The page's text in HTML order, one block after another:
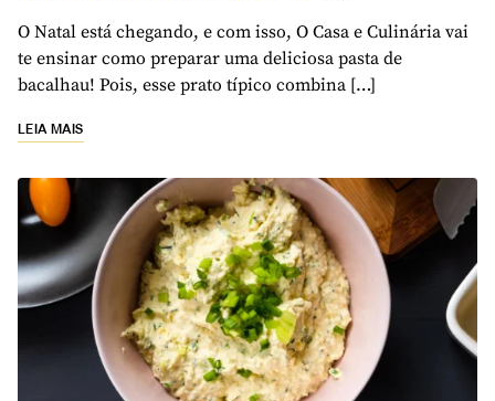
O Natal está chegando, e com isso, O Casa e Culinária vai
te ensinar como preparar uma deliciosa pasta de
bacalhau! Pois, esse prato típico combina […]
LEIA MAIS